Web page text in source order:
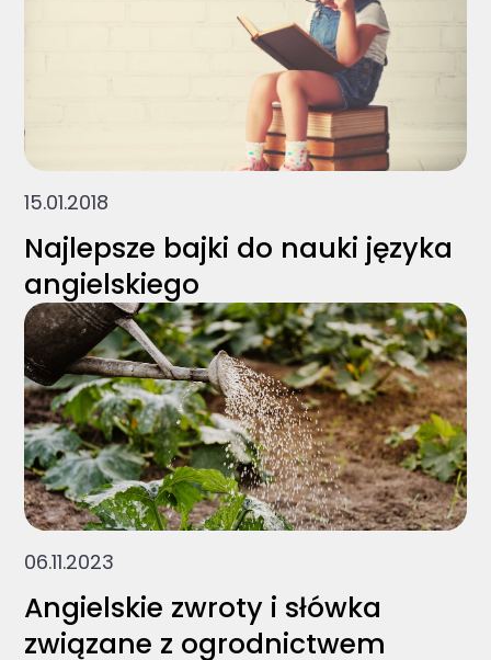
15.01.2018
Najlepsze bajki do nauki języka
angielskiego
06.11.2023
Angielskie zwroty i słówka
związane z ogrodnictwem